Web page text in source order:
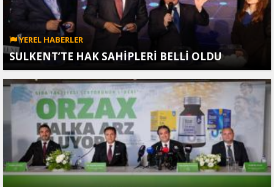
YEREL HABERLER
SULKENT’TE HAK SAHİPLERİ BELLİ OLDU